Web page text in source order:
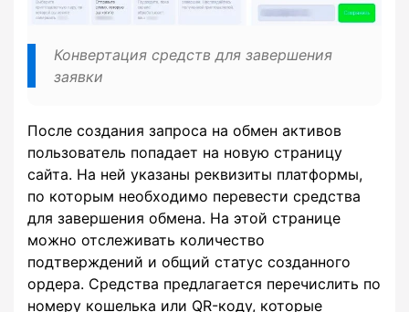
Конвертация средств для завершения
заявки
После создания запроса на обмен активов
пользователь попадает на новую страницу
сайта. На ней указаны реквизиты платформы,
по которым необходимо перевести средства
для завершения обмена. На этой странице
можно отслеживать количество
подтверждений и общий статус созданного
ордера. Средства предлагается перечислить по
номеру кошелька или QR-коду, которые